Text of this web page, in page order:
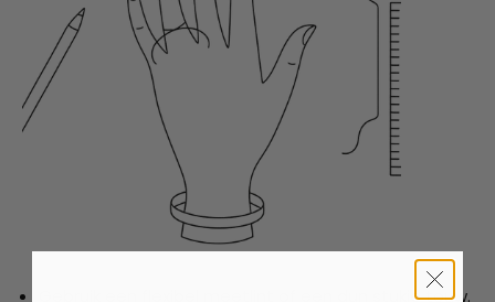
Gebruik een flexibel meetlint of een dun stukje touw.